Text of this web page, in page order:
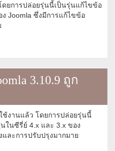
ดยการปล่อยรุ่นนี้เป็นรุ่นแก้ไขข้อ
Joomla ซึ่งมีการแก้ไขข้อ
3.10.9 ถูก
ช้งานแล้ว โดยการปล่อยรุ่นนี้
ในซีรี่ย์ 4.x และ 3.x ของ
ละการปรับปรุงมากมาย